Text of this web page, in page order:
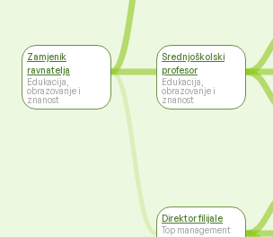
Zamjenik
ravnatelja
Edukacija,
obrazovanje i
znanost
Srednjoškolski
profesor
Edukacija,
obrazovanje i
znanost
Direktor filijale
Top management